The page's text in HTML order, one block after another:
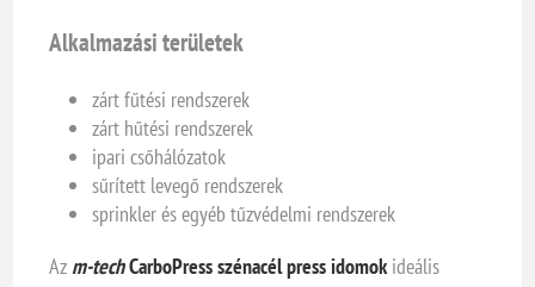
Alkalmazási területek
zárt fűtési rendszerek
zárt hűtési rendszerek
ipari csőhálózatok
sűrített levegő rendszerek
sprinkler és egyéb tűzvédelmi rendszerek
Az m-techCarboPress szénacél press idomokideális